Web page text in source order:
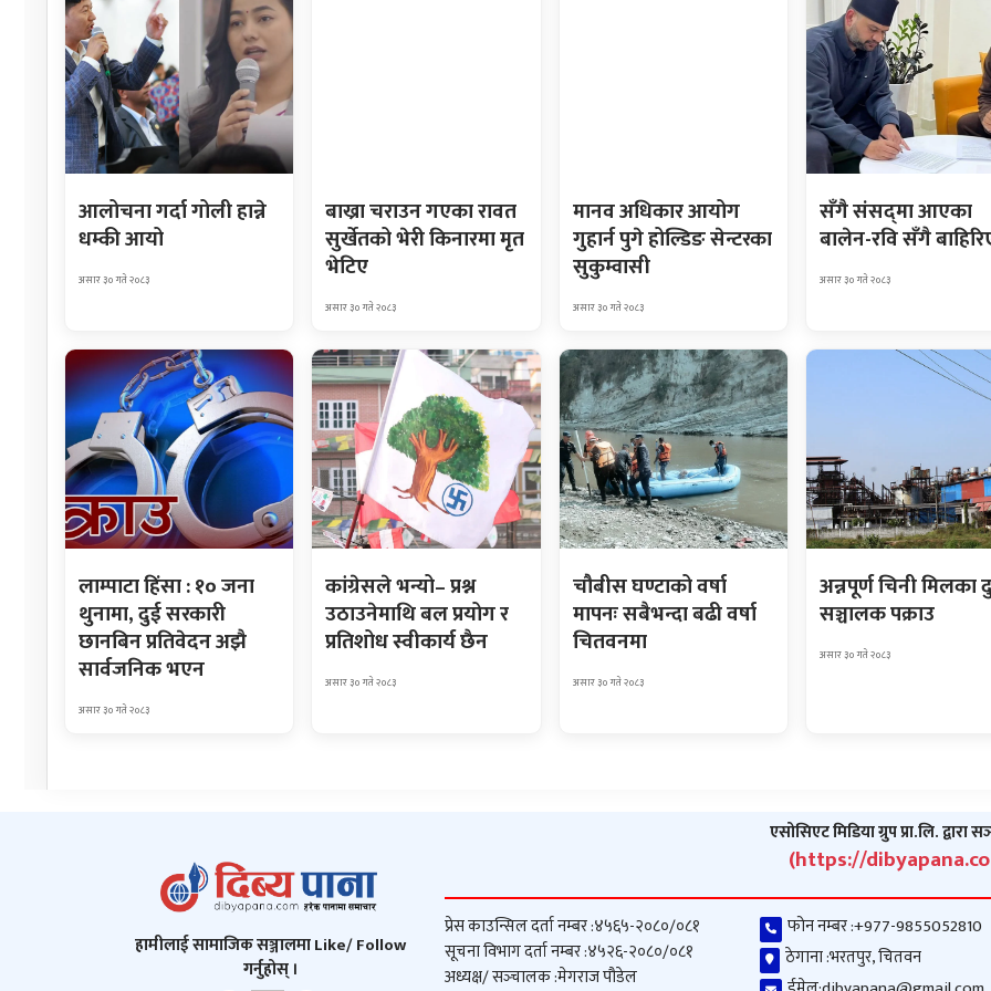
आलोचना गर्दा गोली हान्ने
धम्की आयो
असार ३० गते २०८३
बाख्रा चराउन गएका रावत
सुर्खेतको भेरी किनारमा मृत
भेटिए
असार ३० गते २०८३
मानव अधिकार आयोग
गुहार्न पुगे होल्डिङ सेन्टरका
सुकुम्वासी
असार ३० गते २०८३
सँगै संसद्‌मा आएका
बालेन-रवि सँगै
असार ३० गते २०८३
लाम्पाटा हिंसा : १० जना
थुनामा, दुई सरकारी
छानबिन प्रतिवेदन अझै
सार्वजनिक भएन
असार ३० गते २०८३
कांग्रेसले भन्यो– प्रश्न
उठाउनेमाथि बल प्रयोग र
प्रतिशोध स्वीकार्य छैन
असार ३० गते २०८३
चौबीस घण्टाको वर्षा
मापनः सबैभन्दा बढी वर्षा
चितवनमा
असार ३० गते २०८३
अन्नपूर्ण चिनी मिलका
सञ्चालक पक्राउ
असार ३० गते २०८३
हामीलाई सामाजिक सञ्जालमा Like/ Follow
गर्नुहोस् ।
एसोसिएट मिडिया ग्रुप प्रा.लि. द्वारा
(https://
प्रेस काउन्सिल दर्ता नम्बर :४५६५-२०८०/०८१
सूचना विभाग दर्ता नम्बर :४५२६-२०८०/०८१
अध्यक्ष/ सञ्‍चालक :मेगराज पौडेल
फोन नम्बर :+977-9855052810
ठेगाना :भरतपुर, चितवन